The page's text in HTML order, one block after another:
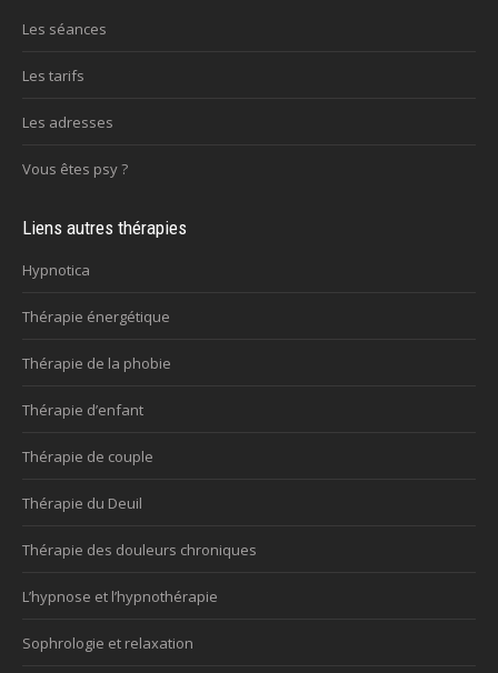
Les séances
Les tarifs
Les adresses
Vous êtes psy ?
Liens autres thérapies
Hypnotica
Thérapie énergétique
Thérapie de la phobie
Thérapie d’enfant
Thérapie de couple
Thérapie du Deuil
Thérapie des douleurs chroniques
L’hypnose et l’hypnothérapie
Sophrologie et relaxation